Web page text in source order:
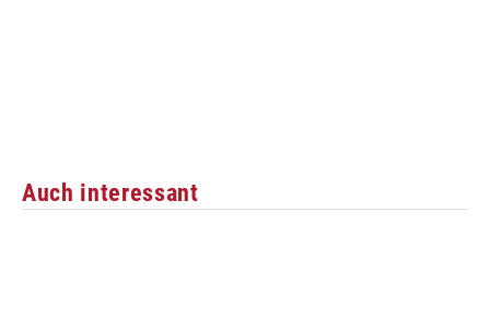
Auch interessant